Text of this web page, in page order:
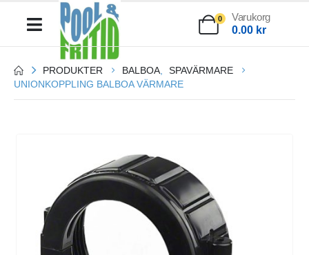
0
Varukorg
0.00 kr
PRODUKTER BALBOA
SPAVÄRMARE
UNIONKOPPLING BALBOA VÄRMARE